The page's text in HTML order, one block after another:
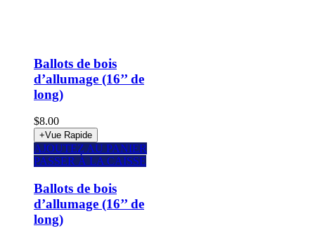
Ballots de bois
d’allumage (16’’ de
long)
$8.00
AJOUTEZ AU PANIER
PASSER À LA CAISSE
Ballots de bois
d’allumage (16’’ de
long)